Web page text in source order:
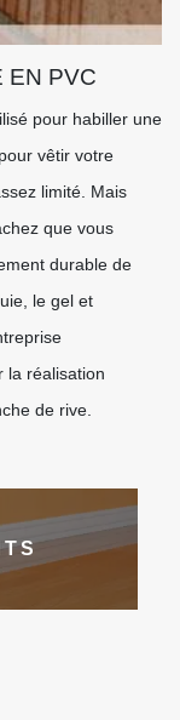
EN PVC
pour habiller une
vêtir votre
limité. Mais
que vous
durable de
le gel et
la réalisation
de rive.